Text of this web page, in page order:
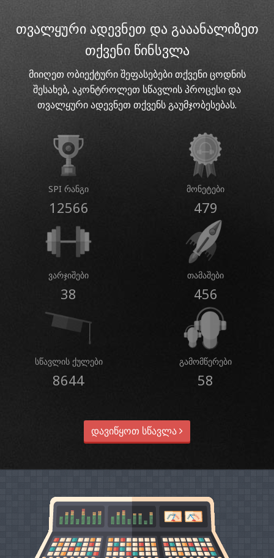
თვალყური ადევნეთ და გააანალიზეთ
თქვენი წინსვლა
მიიღეთ ობიექტური შეფასებები თქვენი ცოდნის
შესახებ, აკონტროლეთ სწავლის პროცესი და
თვალყური ადევნეთ თქვენს გაუმჯობესებას.
SPI რანგი
12566
მონეტები
479
ვარჯიშები
38
თამაშები
456
სწავლის ქულები
8644
გამომწერები
58
დავიწყოთ სწავლა